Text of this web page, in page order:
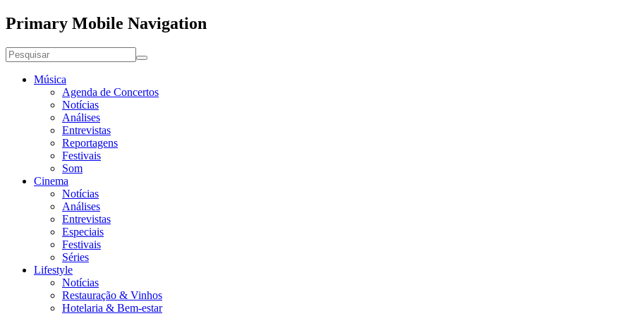
Primary Mobile Navigation
Música
Agenda de Concertos
Notícias
Análises
Entrevistas
Reportagens
Festivais
Som
Cinema
Notícias
Análises
Entrevistas
Especiais
Festivais
Séries
Lifestyle
Notícias
Restauração & Vinhos
Hotelaria & Bem-estar